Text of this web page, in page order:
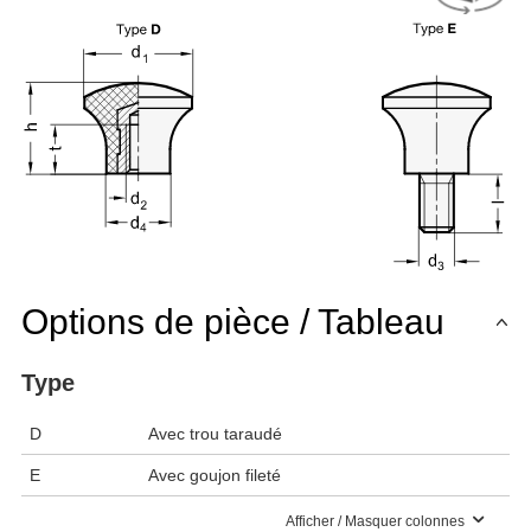
Options de pièce / Tableau
Type
D Avec trou taraudé
E Avec goujon fileté
Afficher / Masquer colonnes